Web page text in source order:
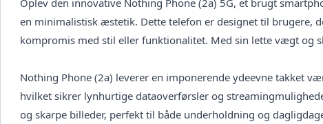
Oplev den innovative Nothing Phone (2a) 5G, et brugt
en minimalistisk æstetik. Dette telefon er designet til brugere,
kompromis med stil eller funktionalitet. Med sin lette vægt og
Nothing Phone (2a) leverer en imponerende ydeevne takket
hvilket sikrer lynhurtige dataoverførsler og
og skarpe billeder, perfekt til både underholdning og